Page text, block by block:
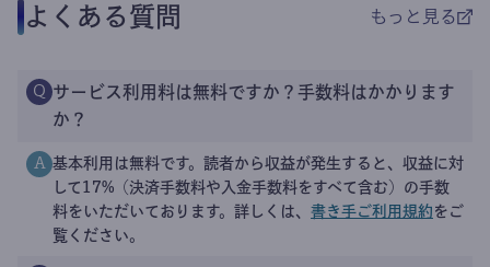
よくある質問 もっと見る
Q サービス利用料は無料ですか？手数料はかかります
か？
A 基本利用は無料です。読者から収益が発生すると、収益に対
して17%（決済手数料や入金手数料をすべて含む）の手数
料をいただいております。詳しくは、 書き手ご利用規約 をご
覧ください。